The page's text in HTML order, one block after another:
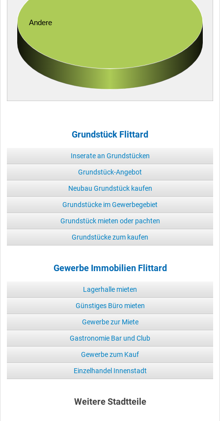
Andere
Grundstück Flittard
Inserate an Grundstücken
Grundstück-Angebot
Neubau Grundstück kaufen
Grundstücke im Gewerbegebiet
Grundstück mieten oder pachten
Grundstücke zum kaufen
Gewerbe Immobilien Flittard
Lagerhalle mieten
Günstiges Büro mieten
Gewerbe zur Miete
Gastronomie Bar und Club
Gewerbe zum Kauf
Einzelhandel Innenstadt
Weitere Stadtteile